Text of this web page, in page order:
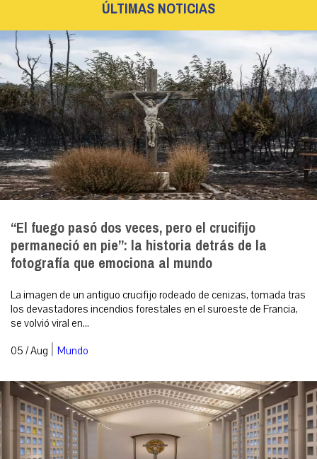
ÚLTIMAS NOTICIAS
“El fuego pasó dos veces, pero el crucifijo
permaneció en pie”: la historia detrás de la
fotografía que emociona al mundo
La imagen de un antiguo crucifijo rodeado de cenizas, tomada tras
los devastadores incendios forestales en el suroeste de Francia,
se volvió viral en...
05 / Aug | Mundo